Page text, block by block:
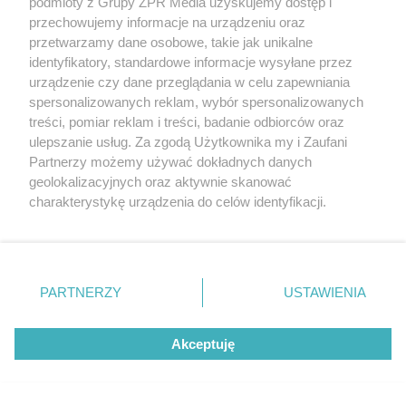
ESKA Summer Camp 2026 rusza w
trasę! Odwiedź strefę Wawel i
MATERIAŁ SPONSOROWANY
przechowujemy informacje na urządzeniu oraz
przetwarzamy dane osobowe, takie jak unikalne
identyfikatory, standardowe informacje wysyłane przez
urządzenie czy dane przeglądania w celu zapewniania
spersonalizowanych reklam, wybór spersonalizowanych
treści, pomiar reklam i treści, badanie odbiorców oraz
ulepszanie usług. Za zgodą Użytkownika my i Zaufani
Partnerzy możemy używać dokładnych danych
geolokalizacyjnych oraz aktywnie skanować
charakterystykę urządzenia do celów identyfikacji.
zmienić/wycofać klikając przycisk ustawień prywatności
znajdujący się w lewym dolnym rogu strony
rodzaje przetwarzania danych nie wymagają zgody
użytkownika, ale masz prawo sprzeciwić się takiemu
przetwarzaniu. Preferencje będą miały zastosowanie tylko
PARTNERZY USTAWIENIA
Akceptuję